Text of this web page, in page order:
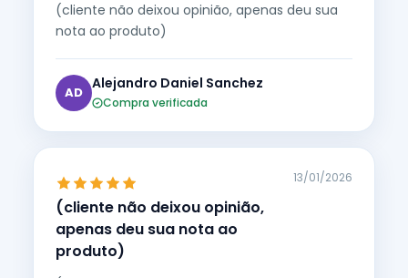
(cliente não deixou opinião, apenas deu sua
nota ao produto)
AD
Alejandro Daniel Sanchez
Compra verificada
(cliente não deixou opinião,
apenas deu sua nota ao
produto)
13/01/2026